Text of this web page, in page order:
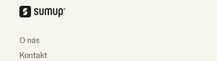
O nás
Kontakt